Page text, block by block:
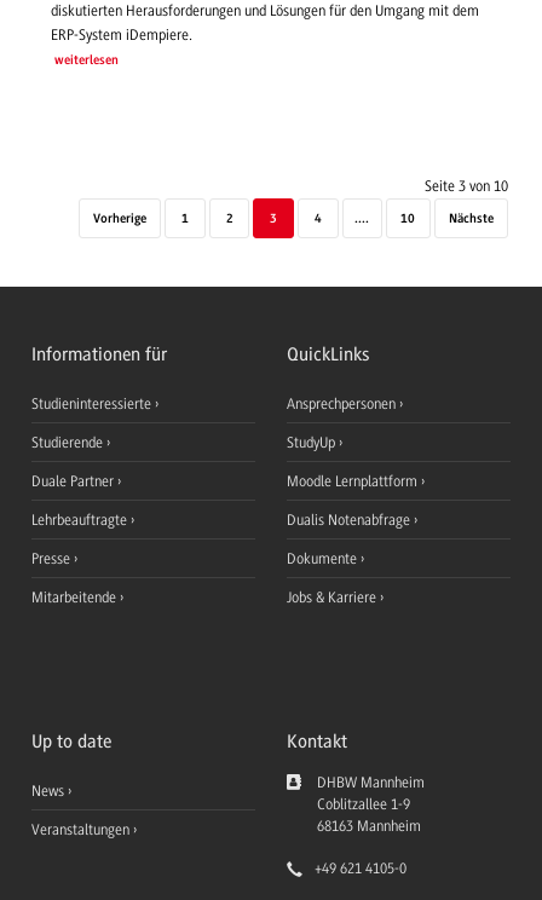
diskutierten Herausforderungen und Lösungen für den Umgang mit dem
ERP-System iDempiere.
weiterlesen
Seite 3 von 10
Vorherige 1 2 3 4 .... 10 Nächste
Informationen für
Studieninteressierte
Studierende
Duale Partner
Lehrbeauftragte
Presse
Mitarbeitende
QuickLinks
Ansprechpersonen
StudyUp
Moodle Lernplattform
Dualis Notenabfrage
Dokumente
Jobs & Karriere
Up to date
News
Veranstaltungen
Kontakt
DHBW Mannheim
Coblitzallee 1-9
68163 Mannheim
+49 621 4105-0